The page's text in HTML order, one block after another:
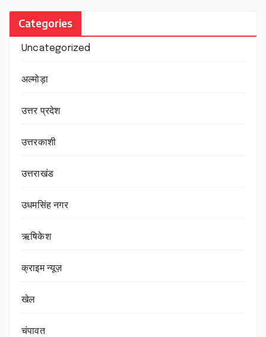
Categories
Uncategorized
अल्मोड़ा
उत्तर प्रदेश
उत्तरकाशी
उत्तराखंड
उधमसिंह नगर
ऋषिकेश
क्राइम न्यूज़
खेल
चंपावत